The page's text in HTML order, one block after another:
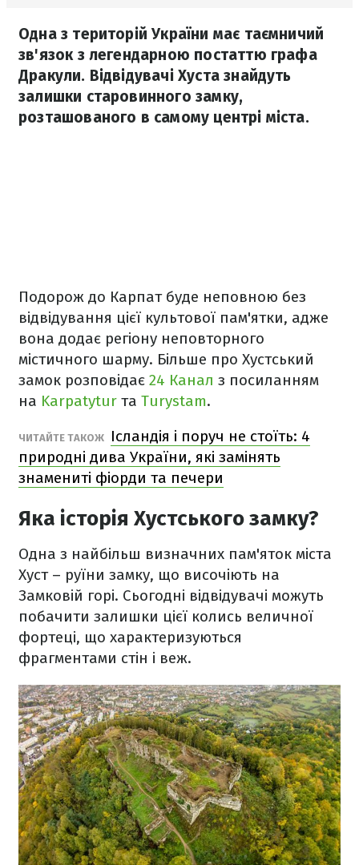
Одна з територій України має таємничий
зв'язок з легендарною постаттю графа
Дракули. Відвідувачі Хуста знайдуть
залишки старовинного замку,
розташованого в самому центрі міста.
Подорож до Карпат буде неповною без
відвідування цієї культової пам'ятки, адже
вона додає регіону неповторного
містичного шарму. Більше про Хустський
замок розповідає 24 Канал з посиланням
на Karpatytur та Turystam.
ЧИТАЙТЕ ТАКОЖ
Ісландія і поруч не стоїть: 4
природні дива України, які замінять
знамениті фіорди та печери
Яка історія Хустського замку?
Одна з найбільш визначних пам'яток міста
Хуст – руїни замку, що височіють на
Замковій горі. Сьогодні відвідувачі можуть
побачити залишки цієї колись величної
фортеці, що характеризуються
фрагментами стін і веж.